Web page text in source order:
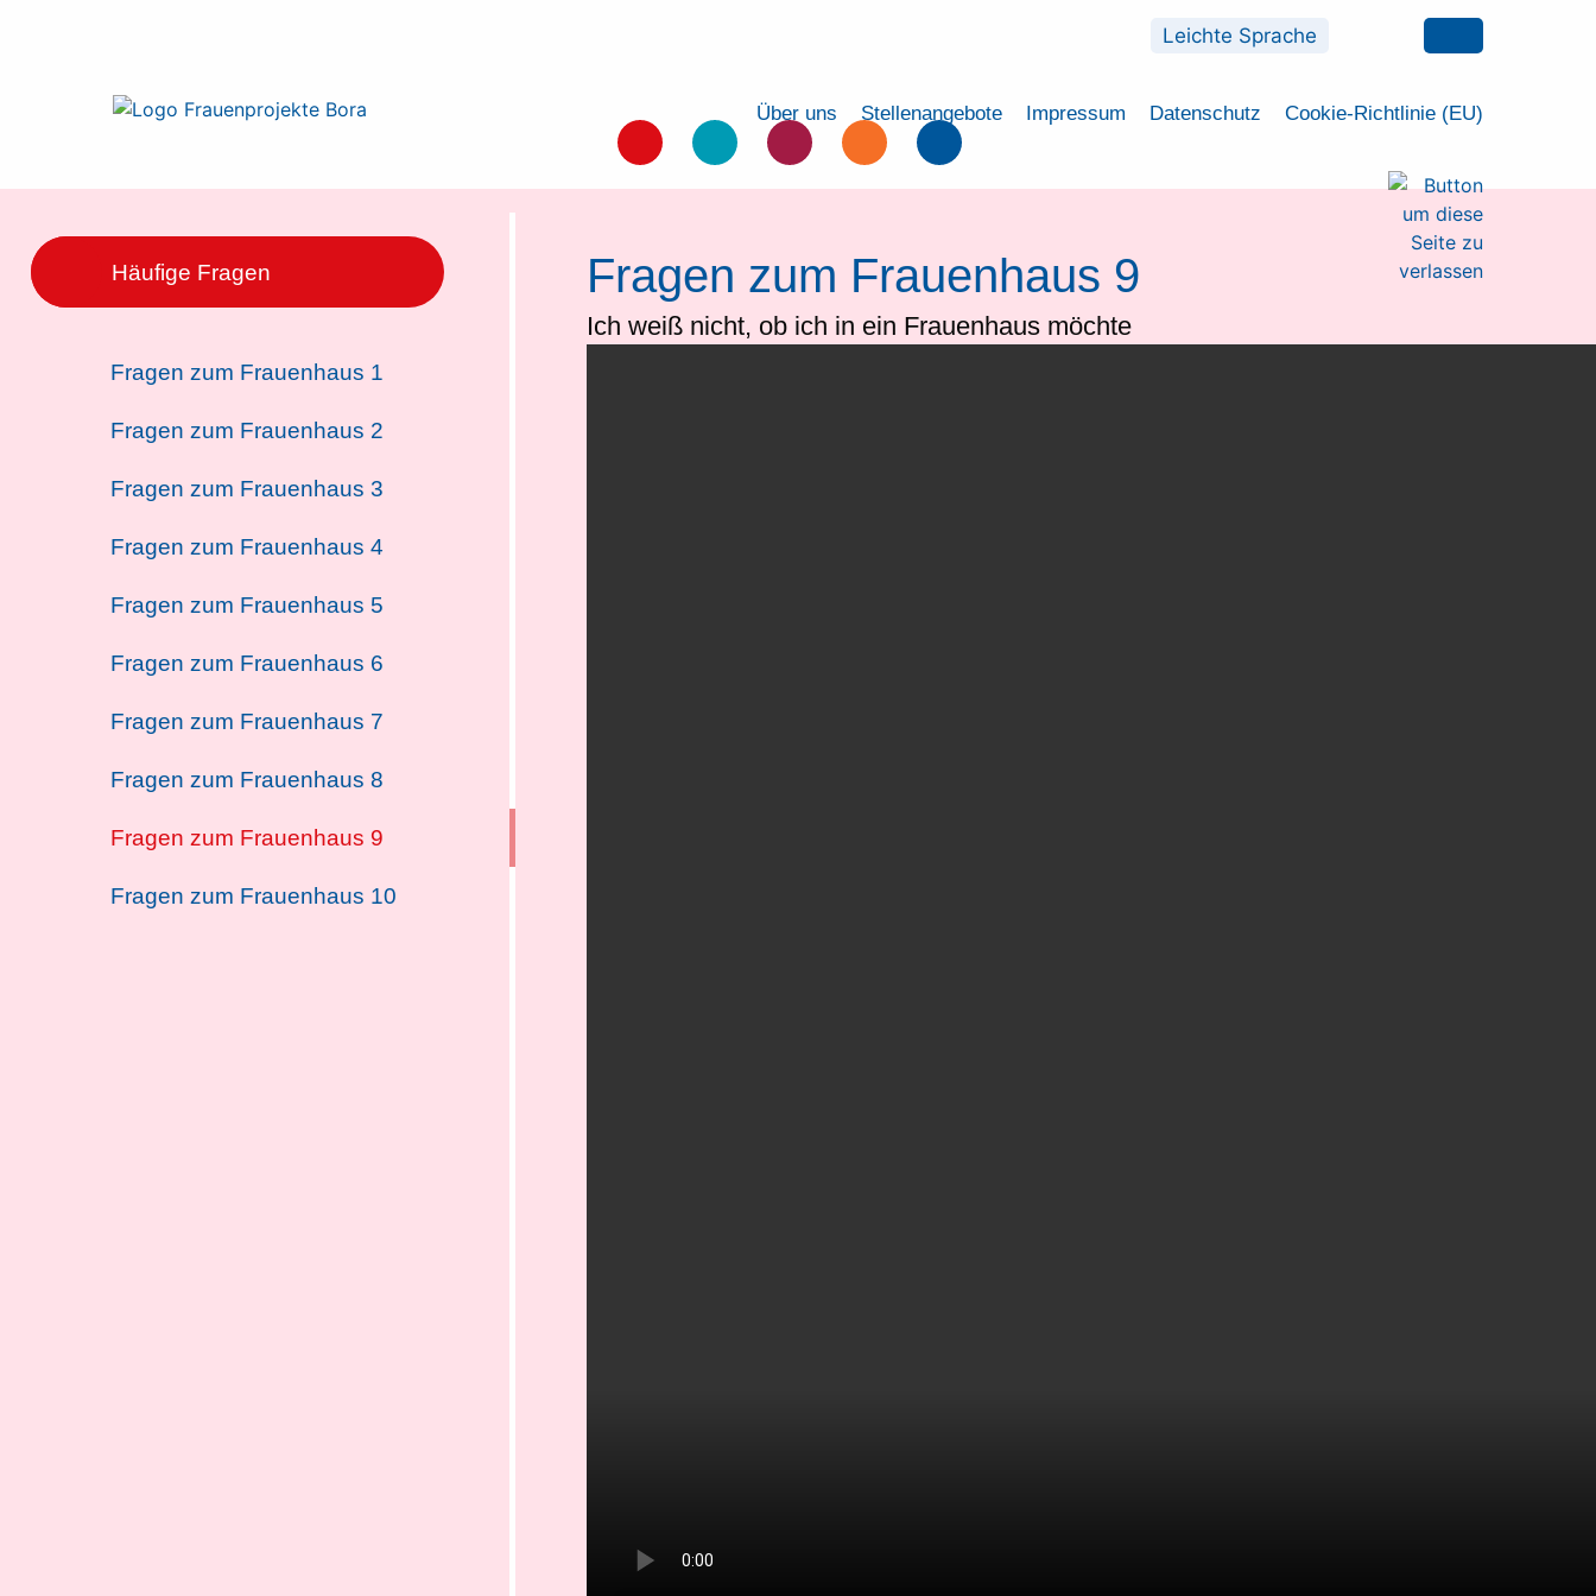
Leichte Sprache
Über uns Stellenangebote Impressum Datenschutz Cookie-Richtlinie (EU)
Häufige Fragen
Fragen zum Frauenhaus 1
Fragen zum Frauenhaus 2
Fragen zum Frauenhaus 3
Fragen zum Frauenhaus 4
Fragen zum Frauenhaus 5
Fragen zum Frauenhaus 6
Fragen zum Frauenhaus 7
Fragen zum Frauenhaus 8
Fragen zum Frauenhaus 9
Fragen zum Frauenhaus 10
Fragen zum Frauenhaus 9
Ich weiß nicht, ob ich in ein Frauenhaus möchte